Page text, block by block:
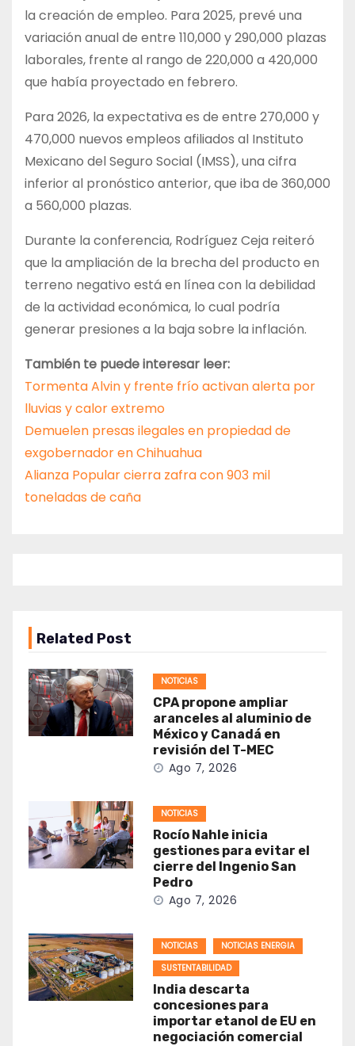
la creación de empleo. Para 2025, prevé una
variación anual de entre 110,000 y 290,000 plazas
laborales, frente al rango de 220,000 a 420,000
que había proyectado en febrero.
Para 2026, la expectativa es de entre 270,000 y
470,000 nuevos empleos afiliados al Instituto
Mexicano del Seguro Social (IMSS), una cifra
inferior al pronóstico anterior, que iba de 360,000
a 560,000 plazas.
Durante la conferencia, Rodríguez Ceja reiteró
que la ampliación de la brecha del producto en
terreno negativo está en línea con la debilidad
de la actividad económica, lo cual podría
generar presiones a la baja sobre la inflación.
También te puede interesar leer:
Tormenta Alvin y frente frío activan alerta por
lluvias y calor extremo
Demuelen presas ilegales en propiedad de
exgobernador en Chihuahua
Alianza Popular cierra zafra con 903 mil
toneladas de caña
Related Post
NOTICIAS
CPA propone ampliar
aranceles al aluminio de
México y Canadá en
revisión del T-MEC
Ago 7, 2026
NOTICIAS
Rocío Nahle inicia
gestiones para evitar el
cierre del Ingenio San
Pedro
Ago 7, 2026
NOTICIAS
NOTICIAS ENERGIA
SUSTENTABILIDAD
India descarta
concesiones para
importar etanol de EU en
negociación comercial